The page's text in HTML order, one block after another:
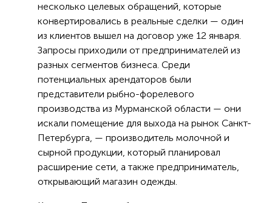
несколько целевых обращений, которые
конвертировались в реальные сделки — один
из клиентов вышел на договор уже 12 января.
Запросы приходили от предпринимателей из
разных сегментов бизнеса. Среди
потенциальных арендаторов были
представители рыбно-форелевого
производства из Мурманской области — они
искали помещение для выхода на рынок Санкт-
Петербурга, — производитель молочной и
сырной продукции, который планировал
расширение сети, а также предприниматель,
открывающий магазин одежды.